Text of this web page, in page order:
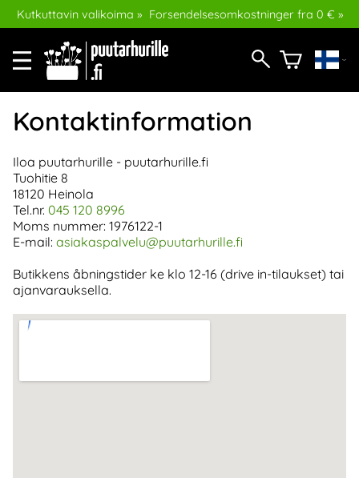
Kutkuttavin valikoima » Forsendelsesomkostninger fra 0 € »
Kontaktinformation
Iloa puutarhurille - puutarhurille.fi
Tuohitie 8
18120 Heinola
Tel.nr. 045 120 8996
Moms nummer: 1976122-1
E-mail: asiakaspalvelu@puutarhurille.fi
Butikkens åbningstider ke klo 12-16 (drive in-tilaukset) tai
ajanvarauksella.